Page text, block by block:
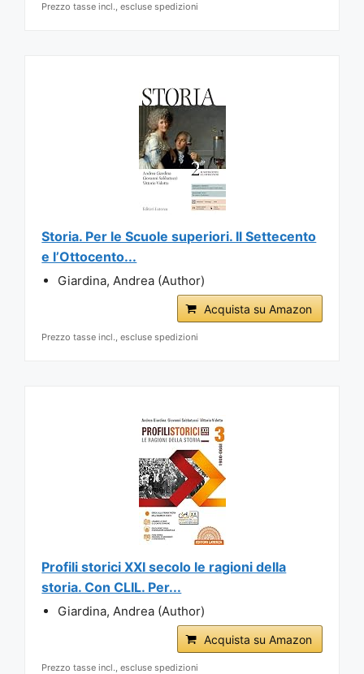
Prezzo tasse incl., escluse spedizioni
Storia. Per le Scuole superiori. Il Settecento
e l’Ottocento...
Giardina, Andrea (Author)
Acquista su Amazon
Prezzo tasse incl., escluse spedizioni
Profili storici XXI secolo le ragioni della
storia. Con CLIL. Per...
Giardina, Andrea (Author)
Acquista su Amazon
Prezzo tasse incl., escluse spedizioni